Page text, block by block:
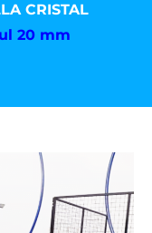
CRISTAL
20 mm